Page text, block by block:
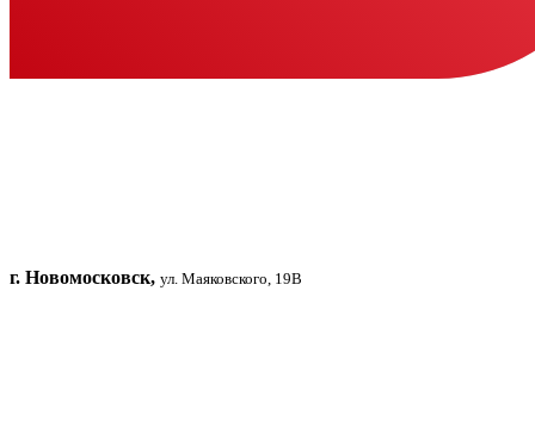
г. Новомосковск, ул. Маяковского, 19В